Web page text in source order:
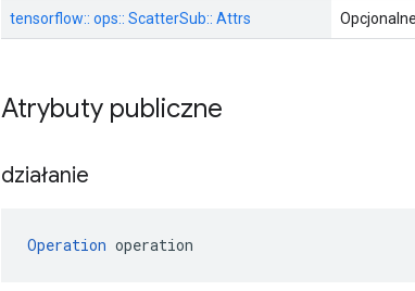
tensorflow:: ops:: ScatterSub:: Attrs
Atrybuty publiczne
działanie
Operation operation